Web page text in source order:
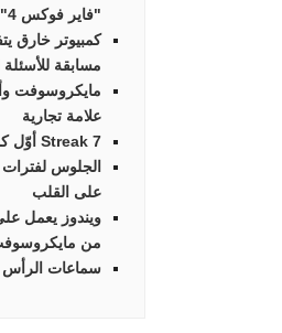
"فاير فوكس 4"
كمبيوتر خارق
مسابقة للأسئلة
مايكروسوفت
علامة تجارية
Streak 7 أوّل كمبيوتر لوحي 4G من Dell
الجلوس لفترات
على القلب
ويندوز يعمل على
من مايكروسوفت
سماعات الرأس